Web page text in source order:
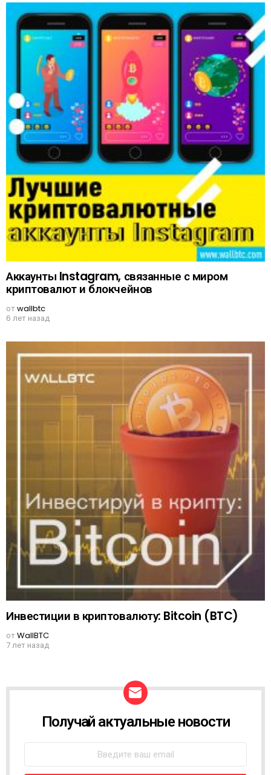
Аккаунты Instagram, связанные с миром
криптовалют и блокчейнов
отwallbtc
6 лет назад
Инвестиции в криптовалюту: Bitcoin (BTC)
отWallBTC
7 лет назад
W
L
Получай актуальные новости